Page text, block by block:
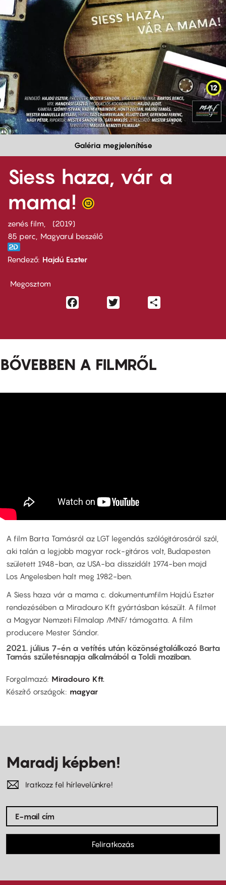
Galéria megjelenítése
Siess haza, vár a
mama!
zenés film
2019
85 perc,
Magyarul beszélő
Rendező Hajdú Eszter
Megosztom
Facebook
BŐVEBBEN A FILMRŐL
A film Barta Tamásról az LGT legendás szólógitárosáról szól,
aki talán a legjobb magyar rock-gitáros volt, Budapesten
született 1948-ban, az USA-ba disszidált 1974-ben majd
Los Angelesben halt meg 1982-ben.
A Siess haza vár a mama c. dokumentumfilm Hajdú Eszter
rendezésében a Miradouro Kft gyártásban készült. A filmet
a Magyar Nemzeti Filmalap /MNF/ támogatta. A film
producere Mester Sándor.
2021. július 7-én a vetítés után közönségtalálkozó Barta
Tamás születésnapja alkalmából a Toldi moziban.
Forgalmazó Miradouro Kft.
Készítő országok
magyar
Maradj képben!
Iratkozz fel hírlevelünkre!
Feliratkozás